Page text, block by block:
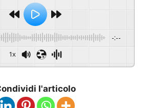
-:--
1x
l'articolo